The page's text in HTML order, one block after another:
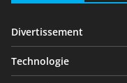
Divertissement
Technologie